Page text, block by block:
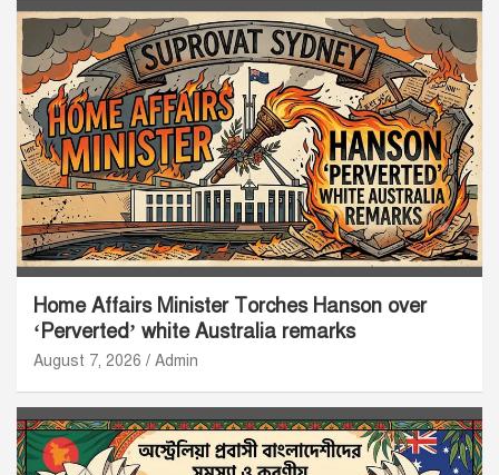
Home Affairs Minister Torches Hanson over
‘Perverted’ white Australia remarks
August 7, 2026 Admin